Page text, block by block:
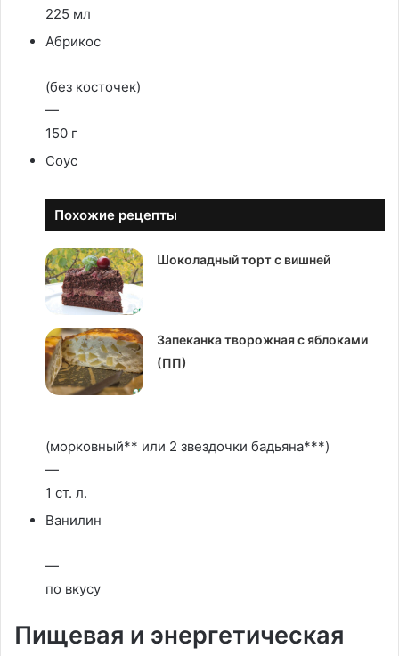
225 мл
Абрикос
(без косточек)
—
150 г
Соус
Похожие рецепты
Шоколадный торт с вишней
Запеканка творожная с яблоками
(ПП)
(морковный** или 2 звездочки бадьяна***)
—
1 ст. л.
Ванилин
—
по вкусу
Пищевая и энергетическая